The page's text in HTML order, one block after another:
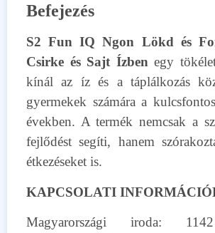
Befejezés
S2 Fun IQ Ngon Lökd és
Csirke és Sajt Ízbenegy
kínál az íz és a táplálkozás
gyermekek számára a
években. A termék nemcsak a
fejlődést segíti, hanem
étkezéseket is.
KAPCSOLATI
Magyarországi iroda: